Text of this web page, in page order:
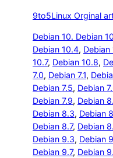
9to5Linux Orginal
Debian 10. Debian
Debian 10.4, Debian
10.7, Debian 10.8,
7.0, Debian 7.1,
Debian 7.5, Debian
Debian 7.9, Debian
Debian 8.3, Debian
Debian 8.7, Debian
Debian 9.3, Debian
Debian 9.7, Debian